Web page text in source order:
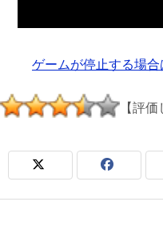
ゲームが停止する場
【評価